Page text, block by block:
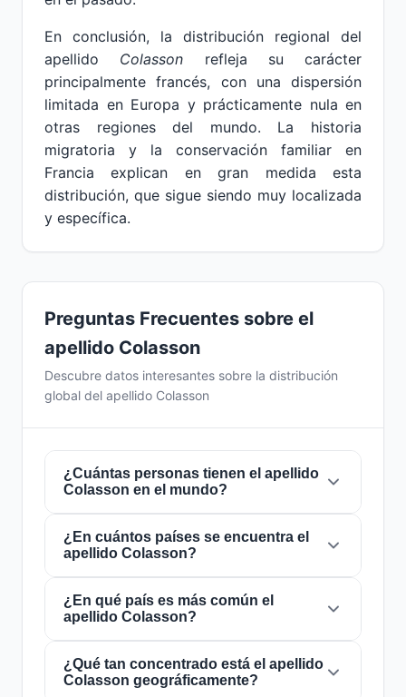
En conclusión, la distribución regional del
apellido Colasson refleja su carácter
principalmente francés, con una dispersión
limitada en Europa y prácticamente nula en
otras regiones del mundo. La historia
migratoria y la conservación familiar en
Francia explican en gran medida esta
distribución, que sigue siendo muy localizada
y específica.
Preguntas Frecuentes sobre el
apellido Colasson
Descubre datos interesantes sobre la distribución
global del apellido Colasson
¿Cuántas personas tienen el apellido
Colasson en el mundo?
Actualmente hay aproximadamente94
personascon el apellido
mundo. Esto significa que aproximadamente 1
de cada85,106,383 personasen el mundo
lleva este apellido. Se encuentra presente en
países, lo que refleja su distribución global.
¿En cuántos países se encuentra el
apellido Colasson?
El apellidoColassonestá presente en
paísesde todo el mundo. Esto lo clasifica
como un apellido de alcancelocal. Su
presencia en múltiples países indica patrones
históricos de migración y dispersión familiar a
¿En qué país es más común el
apellido Colasson?
El apellido Colassones más común en
Francia, donde lo portan aproximadamente
¿Qué tan concentrado está el apellido
Colasson geográficamente?